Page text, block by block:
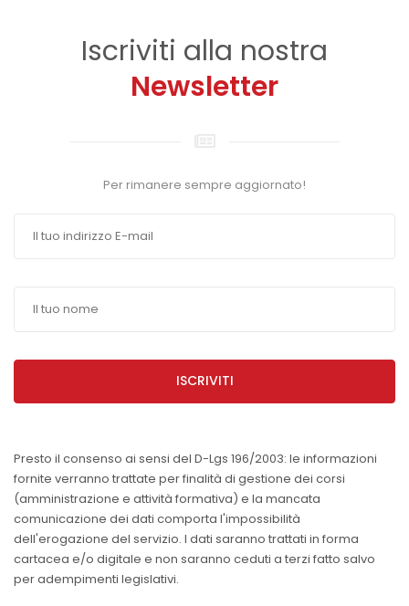
Iscriviti alla nostra
Newsletter
Per rimanere sempre aggiornato!
ISCRIVITI
Presto il consenso ai sensi del D-Lgs 196/2003: le informazioni
fornite verranno trattate per finalità di gestione dei corsi
(amministrazione e attività formativa) e la mancata
comunicazione dei dati comporta l'impossibilità
dell'erogazione del servizio. I dati saranno trattati in forma
cartacea e/o digitale e non saranno ceduti a terzi fatto salvo
per adempimenti legislativi.